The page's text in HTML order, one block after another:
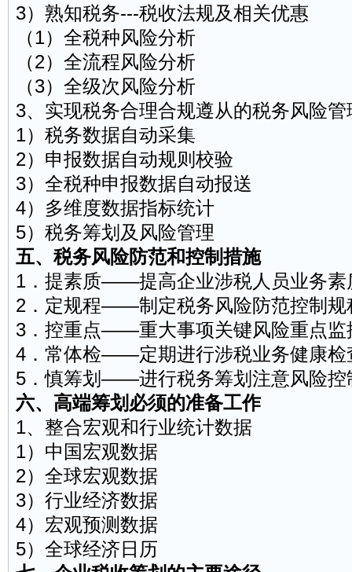
3）熟知税务---税收法规及相关优惠
（1）全税种风险分析
（2）全流程风险分析
（3）全级次风险分析
3、实现税务合理合规遵从的税务风险管
1）税务数据自动采集
2）申报数据自动规则校验
3）全税种申报数据自动报送
4）多维度数据指标统计
5）税务筹划及风险管理
五、税务风险防范和控制措施
1．提素质——提高企业涉税人员业务素
2．定规程——制定税务风险防范控制规
3．控重点——重大事项关键风险重点监
4．常体检——定期进行涉税业务健康检
5．慎筹划——进行税务筹划注意风险控
六、高端筹划必须的准备工作
1、整合宏观和行业统计数据
1）中国宏观数据
2）全球宏观数据
3）行业经济数据
4）宏观预测数据
5）全球经济日历